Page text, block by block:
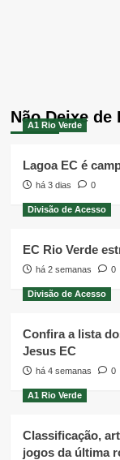
Não Deixe de
A1 Rio Verde
Lagoa EC é
há 3 dias 0
Divisão de Acesso
EC Rio Verde
há 2 semanas 0
Divisão de Acesso
Confira a lista
Jesus EC
há 4 semanas 0
A1 Rio Verde
Classificação,
jogos da última